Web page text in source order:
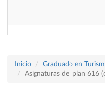
Inicio
Graduado en
Asignaturas del plan 616